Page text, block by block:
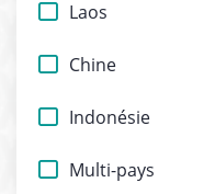
Laos
Chine
Indonésie
Multi-pays